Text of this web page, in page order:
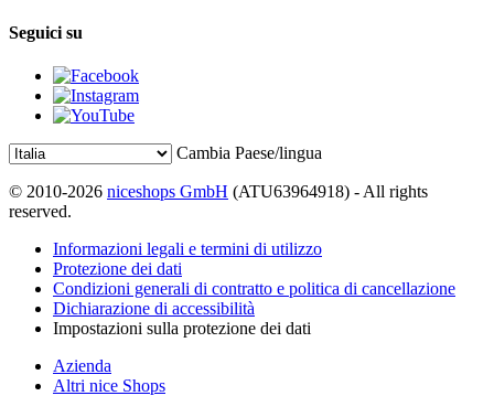
Seguici su
Cambia Paese/lingua
© 2010-2026 niceshops GmbH (ATU63964918) - All rights
reserved.
Informazioni legali e termini di utilizzo
Protezione dei dati
Condizioni generali di contratto e politica di cancellazione
Dichiarazione di accessibilità
Impostazioni sulla protezione dei dati
Azienda
Altri nice Shops